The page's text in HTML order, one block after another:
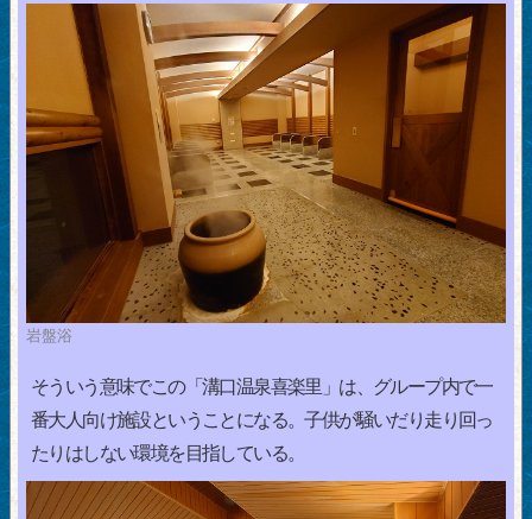
岩盤浴
そういう意味でこの「溝口温泉喜楽里」は、グループ内で一
番大人向け施設ということになる。子供が騒いだり走り回っ
たりはしない環境を目指している。